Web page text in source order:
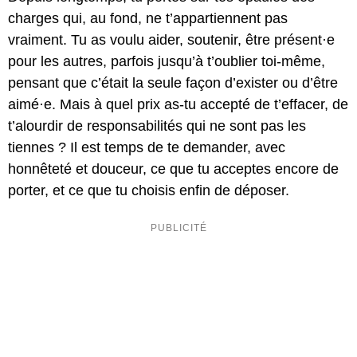
charges qui, au fond, ne t’appartiennent pas
vraiment. Tu as voulu aider, soutenir, être présent·e
pour les autres, parfois jusqu’à t’oublier toi-même,
pensant que c’était la seule façon d’exister ou d’être
aimé·e. Mais à quel prix as-tu accepté de t’effacer, de
t’alourdir de responsabilités qui ne sont pas les
tiennes ? Il est temps de te demander, avec
honnêteté et douceur, ce que tu acceptes encore de
porter, et ce que tu choisis enfin de déposer.